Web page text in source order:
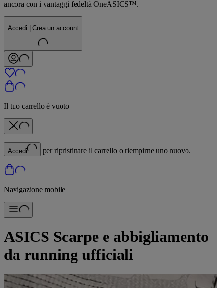
ancora con i vantaggi fedeltà OneASICS™.
Accedi | Crea un account
Il tuo carrello è vuoto
Accedi per ripristinare il carrello o riempirne uno nuovo.
Navigazione mobile
ASICS Scarpe e abbigliamento
da running ufficiali